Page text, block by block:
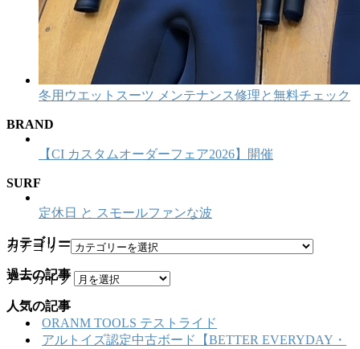
冬用ウエットスーツ メンテナンス修理と無料チェック
BRAND
【CI カスタムオーダーフェア2026】開催
SURF
定休日 と スモールファンな波
カテゴリー
カテゴリー
過去の記事
アーカイブ
人気の記事
ORANM TOOLS テストライド
アルトイズ認定中古ボード【BETTER EVERYDAY・